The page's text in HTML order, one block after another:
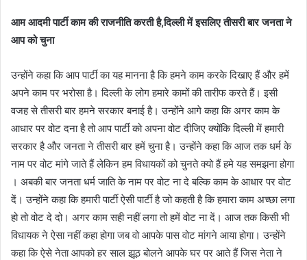
आम आदमी पार्टी काम की राजनीति करती है,दिल्ली में इसलिए तीसरी बार जनता ने
आप को चुना
उन्होंने कहा कि आप पार्टी का यह मानना है कि हमने काम करके दिखाए हैं और हमें
अपने काम पर भरोसा है। दिल्ली के लोग हमारे कामों की तारीफ करते हैं। इसी
वजह से तीसरी बार हमने सरकार बनाई है। उन्होंने आगे कहा कि अगर काम के
आधार पर वोट दना है तो आप पार्टी को अपना वोट दीजिए क्योंकि दिल्ली में हमारी
सरकार है और जनता ने तीसरी बार हमें चुना है। उन्होंने कहा कि आज तक धर्म के
नाम पर वोट मांगे जाते हैं लेकिन हम विधायकों को चुनते क्यो हैं हमे यह समझना होगा
। अबकी बार जनता धर्म जाति के नाम पर वोट ना दे बल्कि काम के आधार पर वोट
दें। उन्होंने कहा कि हमारी पार्टी ऐसी पार्टी है जो कहती है कि हमारा काम अच्छा लगा
हो तो वोट दे दो। अगर काम सही नहीं लगा तो हमें वोट ना दें। आज तक किसी भी
विधायक ने ऐसा नहीं कहा होगा जब वो आपके पास वोट मांगने आया होगा। उन्होंने
कहा कि ऐसे नेता आपको हर साल झूठ बोलने आपके घर पर आते हैं जिस नेता ने